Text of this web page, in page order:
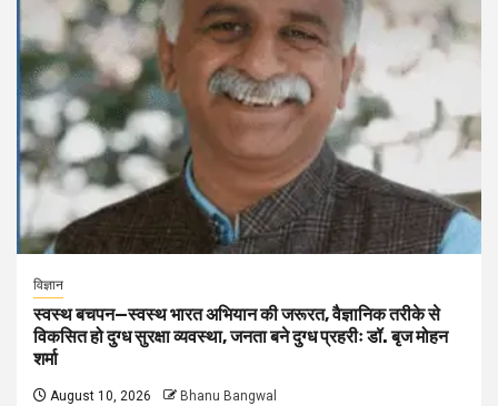
विज्ञान
स्वस्थ बचपन—स्वस्थ भारत अभियान की जरूरत, वैज्ञानिक तरीके से
विकसित हो दुग्ध सुरक्षा व्यवस्था, जनता बने दुग्ध प्रहरीः डॉ. बृज मोहन
शर्मा
August 10, 2026 Bhanu Bangwal